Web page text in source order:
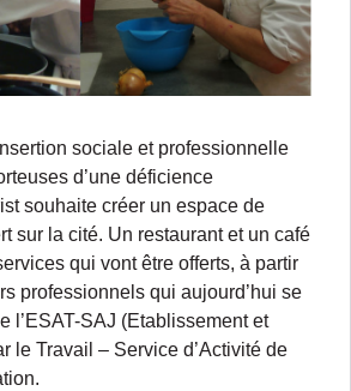
sociale et professionnelle
d’une déficience
souhaite créer un espace de
sur la cité. Un restaurant et un café
qui vont être offerts, à partir
professionnels qui aujourd’hui se
l’ESAT-SAJ (Etablissement et
le Travail – Service d’Activité de